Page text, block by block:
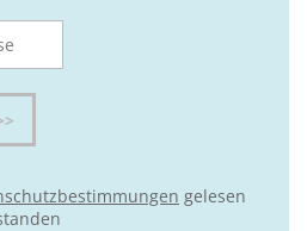
gelesen